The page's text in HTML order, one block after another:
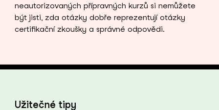
neautorizovaných přípravných kurzů si nemůžete
být jisti, zda otázky dobře reprezentují otázky
certifikační zkoušky a správné odpovědi.
Užitečné tipy